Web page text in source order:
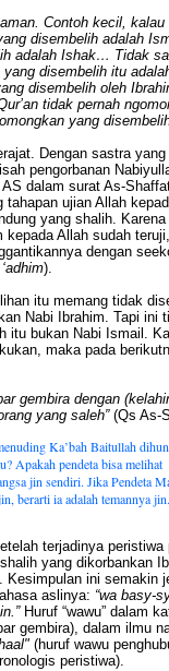
Contoh kecil,
disembelih adalah
adalah Ishak… Tidak
disembelih itu
disembelih oleh
tidak pernah
yang
Dengan sastra
pengorbanan
dalam surat As-
tahapan ujian Allah
yang shalih.
kepada Allah sudah
dengan
).
itu memang tidak
Nabi Ibrahim. Tapi ini
itu bukan Nabi Ismail.
maka pada
gembira dengan
yang saleh”(Qs As-
Ka’bah Baitullah
Apakah pendeta bisa
jin sendiri. Jika Pendeta
berarti ia adalah temannya
terjadinya peristiwa
yang dikorbankan
Kesimpulan ini semakin
aslinya: “wa basy-
Huruf “wawu” dalam
gembira), dalam ilmu
(huruf wawu
peristiwa).